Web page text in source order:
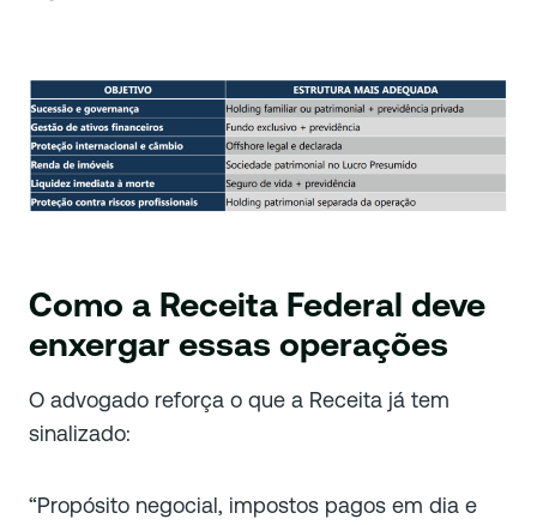
Como a Receita Federal deve
enxergar essas operações
O advogado reforça o que a Receita já tem
sinalizado:
“Propósito negocial, impostos pagos em dia e